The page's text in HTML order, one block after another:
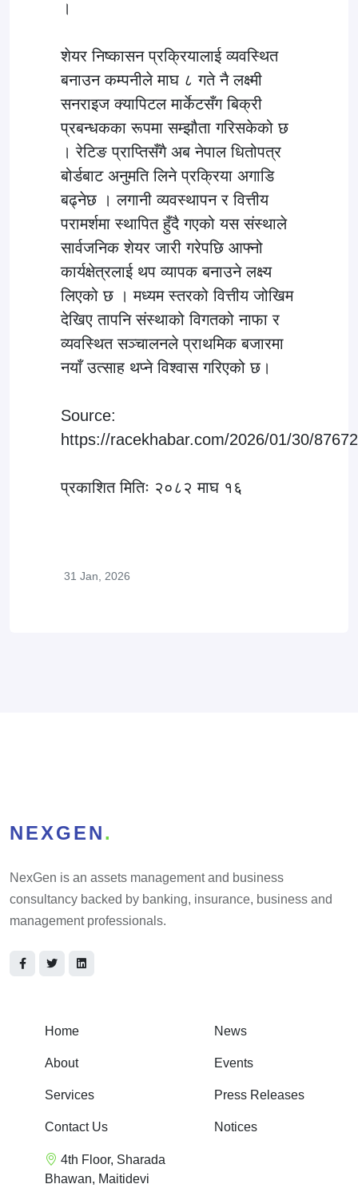
।
शेयर निष्कासन प्रक्रियालाई व्यवस्थित
बनाउन कम्पनीले माघ ८ गते नै लक्ष्मी
सनराइज क्यापिटल मार्केटसँग बिक्री
प्रबन्धकका रूपमा सम्झौता गरिसकेको छ
। रेटिङ प्राप्तिसँगै अब नेपाल धितोपत्र
बोर्डबाट अनुमति लिने प्रक्रिया अगाडि
बढ्नेछ । लगानी व्यवस्थापन र वित्तीय
परामर्शमा स्थापित हुँदै गएको यस संस्थाले
सार्वजनिक शेयर जारी गरेपछि आफ्नो
कार्यक्षेत्रलाई थप व्यापक बनाउने लक्ष्य
लिएको छ । मध्यम स्तरको वित्तीय जोखिम
देखिए तापनि संस्थाको विगतको नाफा र
व्यवस्थित सञ्चालनले प्राथमिक बजारमा
नयाँ उत्साह थप्ने विश्वास गरिएको छ।
Source:
https://racekhabar.com/2026/01/30/
प्रकाशित मितिः २०८२ माघ १६
31 Jan, 2026
NEXGEN.
NexGen is an assets management and business
consultancy backed by banking, insurance, business and
management professionals.
Home
About
Services
Contact Us
News
Events
Press Releases
Notices
4th Floor, Sharada
Bhawan, Maitidevi